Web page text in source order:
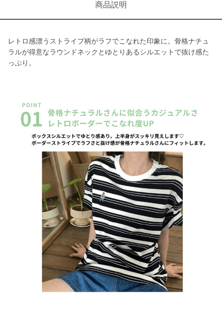
商品説明
レトロ感漂うストライプ柄がラフでこなれた印象に。骨格ナチュ
ラルが得意なラウンドネックとゆとりあるシルエットで抜け感た
っぷり。